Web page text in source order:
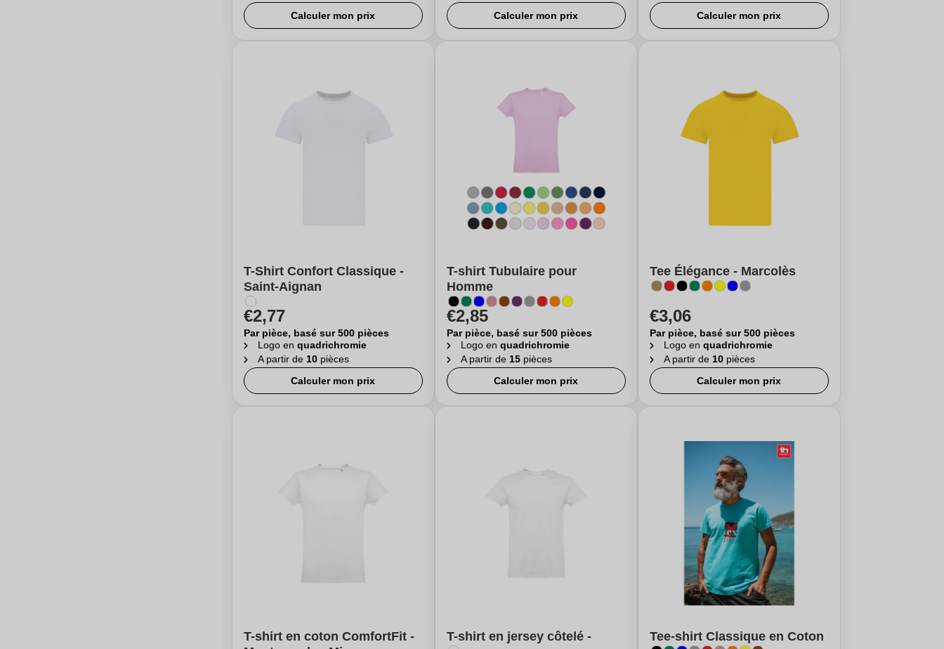
Calculer mon prix
Calculer mon prix
Calculer mon prix
T-Shirt Confort Classique -
Saint-Aignan
€2,77
Par pièce, basé sur 500 pièces
Logo en quadrichromie
A partir de 10 pièces
Calculer mon prix
T-shirt Tubulaire pour
Homme
€2,85
Par pièce, basé sur 500 pièces
Logo en quadrichromie
A partir de 15pièces
Calculer mon prix
Tee Élégance - Marcolès
€3,06
Par pièce, basé sur 500 pièces
Logo en quadrichromie
A partir de 10pièces
Calculer mon prix
T-shirt en coton ComfortFit -
T-shirt en jersey côtelé - Tee-shirt Classique en Coton